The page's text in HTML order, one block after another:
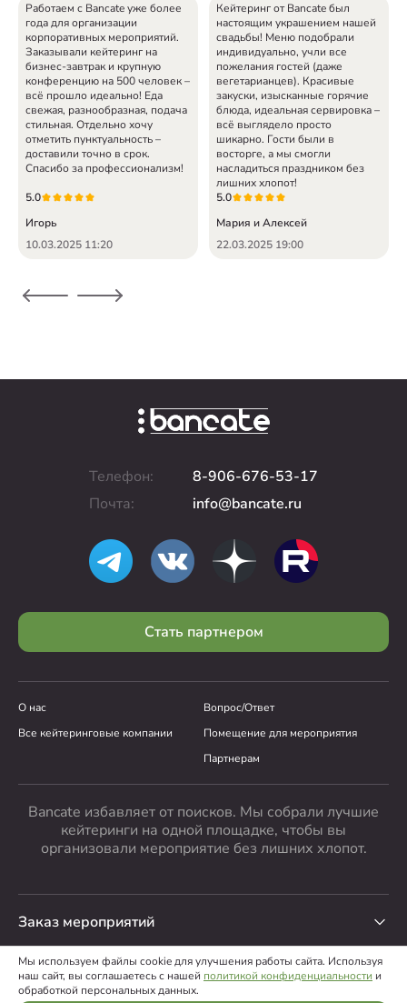
Работаем с Bancate уже более
года для организации
корпоративных мероприятий.
Заказывали кейтеринг на
бизнес-завтрак и крупную
конференцию на 500 человек –
всё прошло идеально! Еда
свежая, разнообразная, подача
стильная. Отдельно хочу
отметить пунктуальность –
доставили точно в срок.
Спасибо за профессионализм!
5.0
Игорь
10.03.2025 11:20
Кейтеринг от Bancate был
настоящим украшением нашей
свадьбы! Меню подобрали
индивидуально, учли все
пожелания гостей (даже
вегетарианцев). Красивые
закуски, изысканные горячие
блюда, идеальная сервировка –
всё выглядело просто
шикарно. Гости были в
восторге, а мы смогли
насладиться праздником без
лишних хлопот!
5.0
Мария и Алексей
22.03.2025 19:00
Телефон:
8-906-676-53-17
Почта:
info@bancate.ru
Стать партнером
О нас
Вопрос/Ответ
Все кейтеринговые компании
Помещение для мероприятия
Партнерам
Bancate избавляет от поисков. Мы собрали лучшие
кейтеринги на одной площадке, чтобы вы
организовали мероприятие без лишних хлопот.
Заказ мероприятий
ООО “Банкейт”
Мы используем файлы cookie для улучшения работы сайта. Используя
наш сайт, вы соглашаетесь с нашей политикой конфиденциальности и
обработкой персональных данных.